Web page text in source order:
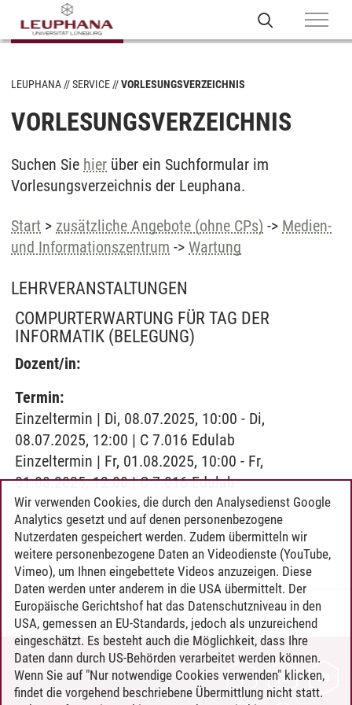
LEUPHANA SERVICE VORLESUNGSVERZEICHNIS
VORLESUNGSVERZEICHNIS
Suchen Sie hier über ein Suchformular im
Vorlesungsverzeichnis der Leuphana.
Start > zusätzliche Angebote (ohne CPs) -> Medien-
und Informationszentrum -> Wartung
LEHRVERANSTALTUNGEN
COMPURTERWARTUNG FÜR TAG DER
INFORMATIK (BELEGUNG)
Dozent/in:
Termin:
Einzeltermin | Di, 08.07.2025, 10:00 - Di,
08.07.2025, 12:00 | C 7.016 Edulab
Einzeltermin | Fr, 01.08.2025, 10:00 - Fr,
01.08.2025, 12:00 | C 7.016 Edulab
zusätzliche Angebote -Medien- und
Informationszentrum- Wartung
Timo Leder/30.06.2024
KONTAKT
LEUPHANA ALS ARBEITGEBER
Wir verwenden Cookies, die durch den Analysedienst Google
Analytics gesetzt und auf denen personenbezogene
Nutzerdaten gespeichert werden. Zudem übermitteln wir
weitere personenbezogene Daten an Videodienste (YouTube,
Vimeo), um Ihnen eingebettete Videos anzuzeigen. Diese
Daten werden unter anderem in die USA übermittelt. Der
Europäische Gerichtshof hat das Datenschutzniveau in den
USA, gemessen an EU-Standards, jedoch als unzureichend
eingeschätzt. Es besteht auch die Möglichkeit, dass Ihre
Daten dann durch US-Behörden verarbeitet werden können.
Wenn Sie auf "Nur notwendige Cookies verwenden" klicken,
findet die vorgehend beschriebene Übermittlung nicht statt.